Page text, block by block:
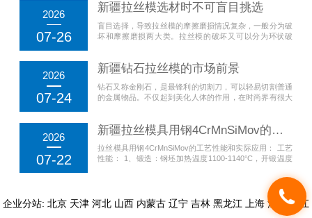
2026
07-26
新疆拉丝模选材时不可盲目挑选
盲目选择，导致拉丝模的摩擦磨损情况复杂，一般分为破
坏和摩擦磨损两大类。拉丝模的破坏又可以分为环状破
2026
07-24
新疆钻石拉丝模的市场前景
钻石又称金刚石，是最锋利的切割刀，可以轻易切割普通
的金属物品。不仅起到美化人体的作用，在时尚界有很大
2026
07-22
新疆拉丝模具用钢4CrMnSiMov的工艺性能和实际应用
拉丝模具用钢4CrMnSiMov的工艺性能和实际应用： 工艺
性能： 1、锻造：钢坯加热温度1100-1140°C，开锻温度
企业分站: 北京 天津 河北 山西 内蒙古 辽宁 吉林 黑龙江 上海 江苏 浙江